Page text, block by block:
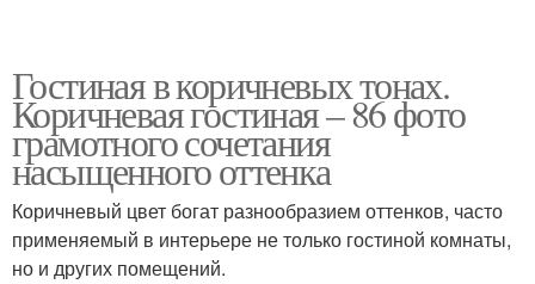
Гостиная в коричневых тонах.
Коричневая гостиная – 86 фото
грамотного сочетания
насыщенного оттенка
Коричневый цвет богат разнообразием оттенков, часто
применяемый в интерьере не только гостиной комнаты,
но и других помещений.